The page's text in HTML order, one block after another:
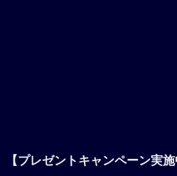
【プレゼントキャンペーン実施